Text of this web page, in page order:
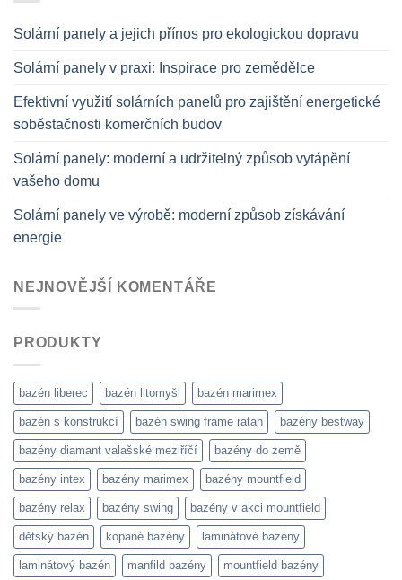
Solární panely a jejich přínos pro ekologickou dopravu
Solární panely v praxi: Inspirace pro zemědělce
Efektivní využití solárních panelů pro zajištění energetické
soběstačnosti komerčních budov
Solární panely: moderní a udržitelný způsob vytápění
vašeho domu
Solární panely ve výrobě: moderní způsob získávání
energie
NEJNOVĚJŠÍ KOMENTÁŘE
PRODUKTY
bazén liberec bazén litomyšl bazén marimex
bazén s konstrukcí bazén swing frame ratan bazény bestway
bazény diamant valašské meziříčí bazény do země
bazény intex bazény marimex bazény mountfield
bazény relax bazény swing bazény v akci mountfield
dětský bazén kopané bazény laminátové bazény
laminátový bazén manfild bazény mountfield bazény